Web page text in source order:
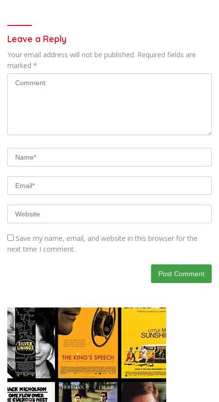
Leave a Reply
Your email address will not be published. Required fields are
marked *
Save my name, email, and website in this browser for the
next time I comment.